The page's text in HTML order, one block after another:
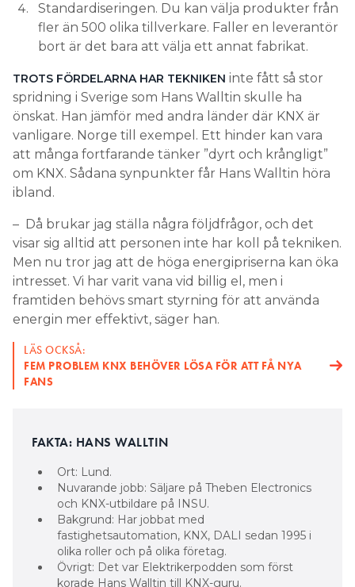
Standardiseringen. Du kan välja produkter från
fler än 500 olika tillverkare. Faller en leverantör
bort är det bara att välja ett annat fabrikat.
TROTS FÖRDELARNA HAR TEKNIKEN inte fått så stor
spridning i Sverige som Hans Walltin skulle ha
önskat. Han jämför med andra länder där KNX är
vanligare. Norge till exempel. Ett hinder kan vara
att många fortfarande tänker ”dyrt och krångligt”
om KNX. Sådana synpunkter får Hans Walltin höra
ibland.
– Då brukar jag ställa några följdfrågor, och det
visar sig alltid att personen inte har koll på tekniken.
Men nu tror jag att de höga energipriserna kan öka
intresset. Vi har varit vana vid billig el, men i
framtiden behövs smart styrning för att använda
energin mer effektivt, säger han.
LÄS OCKSÅ:
FEM PROBLEM KNX BEHÖVER LÖSA FÖR ATT FÅ NYA
FANS
FAKTA: HANS WALLTIN
Ort: Lund.
Nuvarande jobb: Säljare på Theben Electronics
och KNX-utbildare på INSU.
Bakgrund: Har jobbat med
fastighetsautomation, KNX, DALI sedan 1995 i
olika roller och på olika företag.
Övrigt: Det var Elektrikerpodden som först
korade Hans Walltin till KNX-guru.